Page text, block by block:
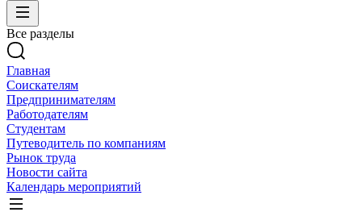
Все разделы
Главная
Соискателям
Предпринимателям
Работодателям
Студентам
Путеводитель по компаниям
Рынок труда
Новости сайта
Календарь мероприятий